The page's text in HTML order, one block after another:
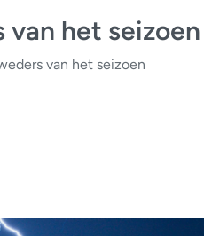
van het seizoen
van het seizoen